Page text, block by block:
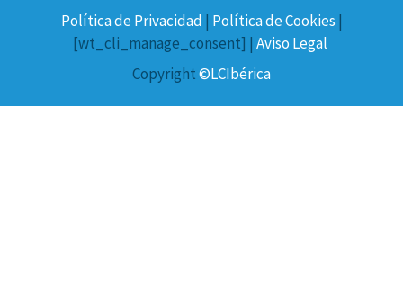
Política de Privacidad | Política de Cookies |
[wt_cli_manage_consent] | Aviso Legal
Copyright©LCIbérica